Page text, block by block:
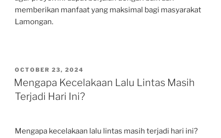
memberikan manfaat yang maksimal bagi masyarakat
Lamongan.
POSTED
ON
OCTOBER 23, 2024
Mengapa Kecelakaan Lalu Lintas Masih
Terjadi Hari Ini?
Mengapa kecelakaan lalu lintas masih terjadi hari ini?